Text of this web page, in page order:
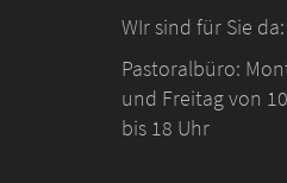
WIr sind für Sie da:
Pastoralbüro:
und Freitag von
bis 18 Uhr